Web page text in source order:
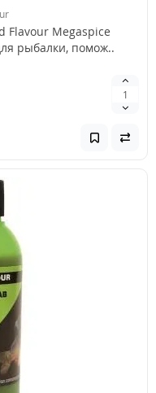
Flavour Megaspice
рыбалки, помож..